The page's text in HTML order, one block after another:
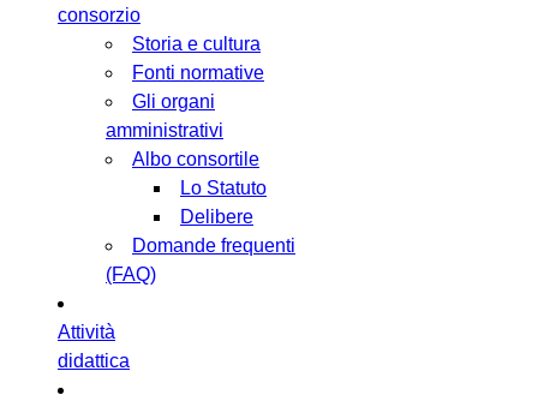
consorzio
Storia e cultura
Fonti normative
Gli organi
amministrativi
Albo consortile
Lo Statuto
Delibere
Domande frequenti
(FAQ)
Attività
didattica